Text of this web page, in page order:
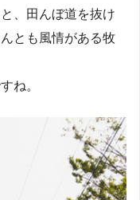
、田んぼ道を抜け
とも風情がある牧
ね。